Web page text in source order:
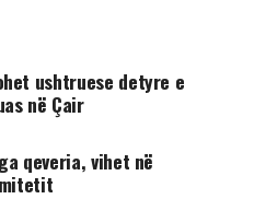
ushtruese detyre e
në Çair
qeveria, vihet në